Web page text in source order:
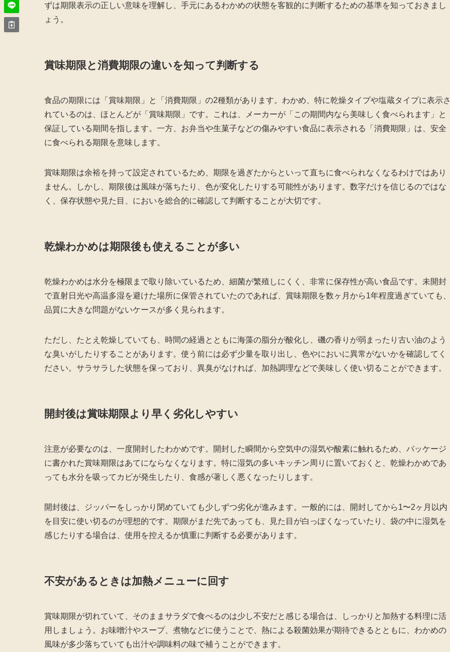
ずは期限表示の正しい意味を理解し、手元にあるわかめの状態を客観的に判断するための基準を知っておきまし
ょう。
賞味期限と消費期限の違いを知って判断する
食品の期限には「賞味期限」と「消費期限」の2種類があります。わかめ、特に乾燥タイプや塩蔵タイプに表示さ
れているのは、ほとんどが「賞味期限」です。これは、メーカーが「この期間内なら美味しく食べられます」と
保証している期間を指します。一方、お弁当や生菓子などの傷みやすい食品に表示される「消費期限」は、安全
に食べられる期限を意味します。
賞味期限は余裕を持って設定されているため、期限を過ぎたからといって直ちに食べられなくなるわけではあり
ません。しかし、期限後は風味が落ちたり、色が変化したりする可能性があります。数字だけを信じるのではな
く、保存状態や見た目、においを総合的に確認して判断することが大切です。
乾燥わかめは期限後も使えることが多い
乾燥わかめは水分を極限まで取り除いているため、細菌が繁殖しにくく、非常に保存性が高い食品です。未開封
で直射日光や高温多湿を避けた場所に保管されていたのであれば、賞味期限を数ヶ月から1年程度過ぎていても、
品質に大きな問題がないケースが多く見られます。
ただし、たとえ乾燥していても、時間の経過とともに海藻の脂分が酸化し、磯の香りが弱まったり古い油のよう
な臭いがしたりすることがあります。使う前には必ず少量を取り出し、色やにおいに異常がないかを確認してく
ださい。サラサラした状態を保っており、異臭がなければ、加熱調理などで美味しく使い切ることができます。
開封後は賞味期限より早く劣化しやすい
注意が必要なのは、一度開封したわかめです。開封した瞬間から空気中の湿気や酸素に触れるため、パッケージ
に書かれた賞味期限はあてにならなくなります。特に湿気の多いキッチン周りに置いておくと、乾燥わかめであ
っても水分を吸ってカビが発生したり、食感が著しく悪くなったりします。
開封後は、ジッパーをしっかり閉めていても少しずつ劣化が進みます。一般的には、開封してから1〜2ヶ月以内
を目安に使い切るのが理想的です。期限がまだ先であっても、見た目が白っぽくなっていたり、袋の中に湿気を
感じたりする場合は、使用を控えるか慎重に判断する必要があります。
不安があるときは加熱メニューに回す
賞味期限が切れていて、そのままサラダで食べるのは少し不安だと感じる場合は、しっかりと加熱する料理に活
用しましょう。お味噌汁やスープ、煮物などに使うことで、熱による殺菌効果が期待できるとともに、わかめの
風味が多少落ちていても出汁や調味料の味で補うことができます。